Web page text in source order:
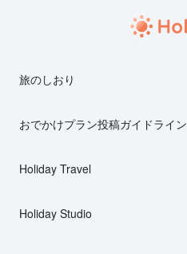
旅のしおり
おでかけプラン投稿ガイドライン
Holiday Travel
Holiday Studio